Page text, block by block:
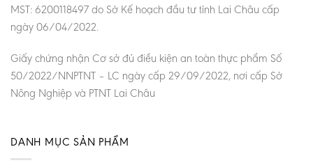
MST: 6200118497 do Sở Kế hoạch đầu tư tỉnh Lai Châu cấp
ngày 06/04/2022.
Giấy chứng nhận Cơ sở đủ điều kiện an toàn thực phẩm Số
50/2022/NNPTNT – LC ngày cấp 29/09/2022, nơi cấp Sở
Nông Nghiệp và PTNT Lai Châu
DANH MỤC SẢN PHẨM